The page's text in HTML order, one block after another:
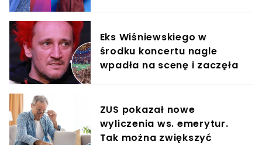
Eks Wiśniewskiego w
środku koncertu nagle
wpadła na scenę i zaczęła
ZUS pokazał nowe
wyliczenia ws. emerytur.
Tak można zwiększyć